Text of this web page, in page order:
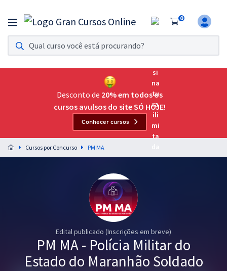
0
Assinatura Ilimitada 11
Acesso a todos os cursos. Teste grátis por 7 dias!
Assinatura OAB Até Passar
Acesso ilimitado a toda preparação para o Exame da
Preparação completa e intensiva para as principais
residências em saúde do Brasil
Graduação
Desconto de 20% em todos os
cursos avulsos do site SÓ HOJE!
Conhecer cursos
Cursos por Concurso PM MA
Edital publicado (Inscrições em breve)
PM MA - Polícia Militar do
Estado do Maranhão Soldado